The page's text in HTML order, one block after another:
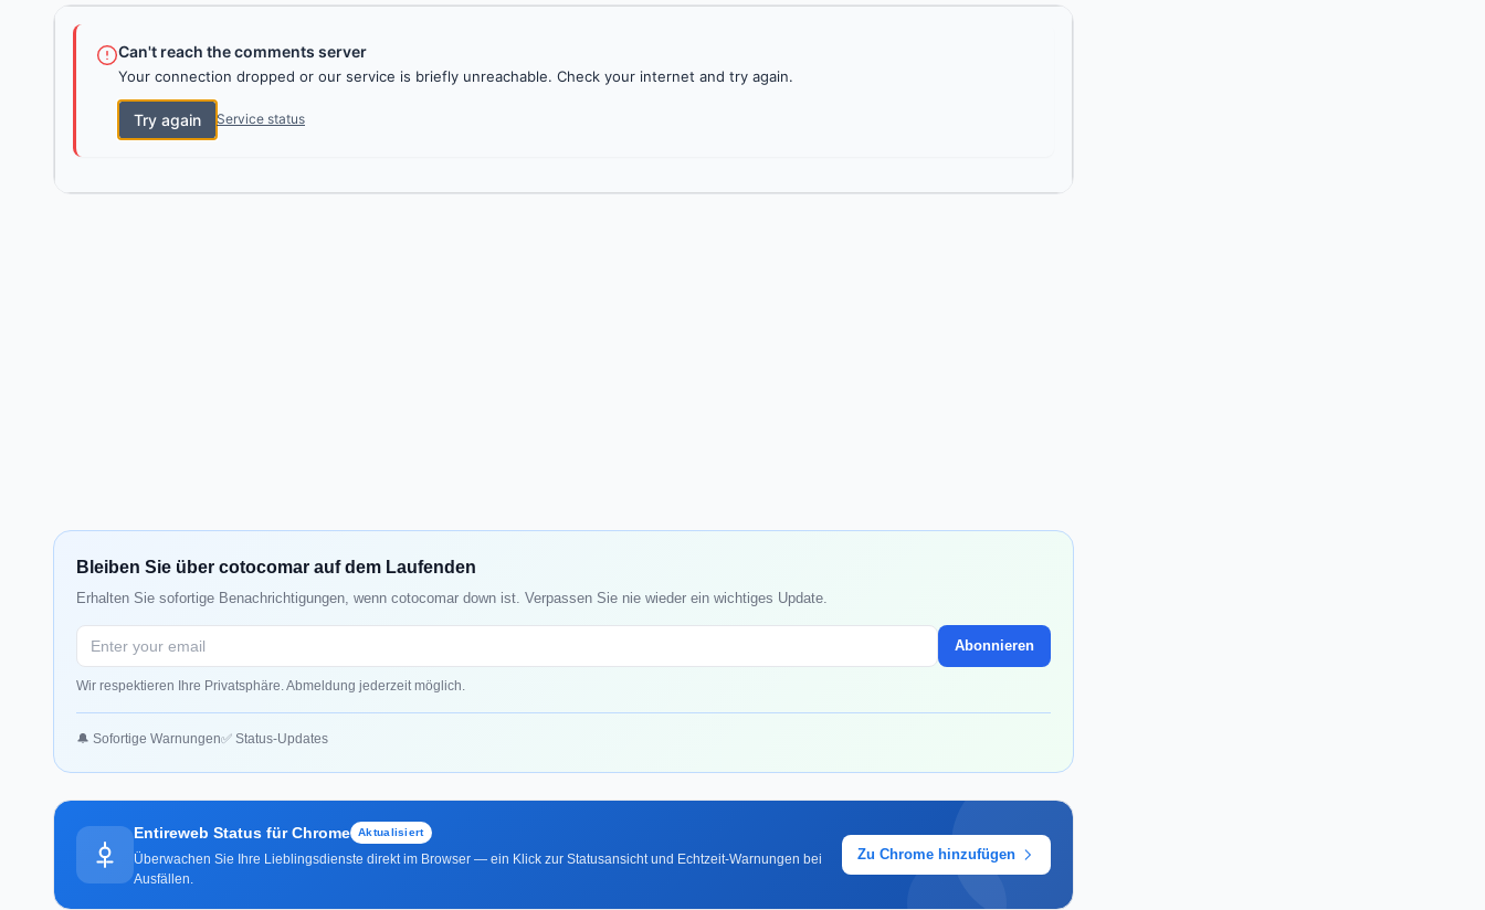
Can't reach the comments server
Your connection dropped or our service is briefly unreachable. Check your internet and try again.
Try again Service status
Bleiben Sie über cotocomar auf dem Laufenden
Erhalten Sie sofortige Benachrichtigungen, wenn cotocomar down ist. Verpassen Sie nie wieder ein wichtiges Update.
Abonnieren
Wir respektieren Ihre Privatsphäre. Abmeldung jederzeit möglich.
🔔 Sofortige Warnungen✅ Status-Updates
Entireweb Status für Chrome Aktualisiert
Überwachen Sie Ihre Lieblingsdienste direkt im Browser — ein Klick zur Statusansicht und Echtzeit-Warnungen bei
Ausfällen.
Zu Chrome hinzufügen